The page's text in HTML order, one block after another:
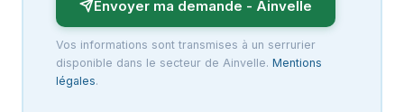
Envoyer ma demande - Ainvelle
Vos informations sont transmises à un serrurier
disponible dans le secteur de Ainvelle. Mentions
légales.